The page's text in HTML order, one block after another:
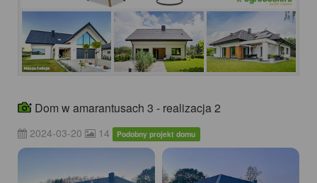
Dom w amarantusach 3 - realizacja 2
2024-03-20 14 Podobny projekt domu